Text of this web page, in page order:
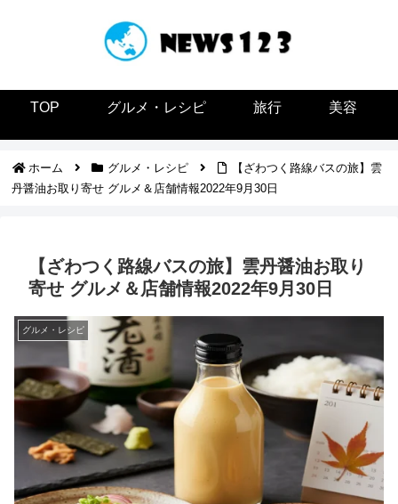
TOP グルメ・レシピ 旅行 美容
ホーム グルメ・レシピ
【ざわつく路線バスの旅】雲
丹醤油お取り寄せ グルメ＆店舗情報2022年9月30日
【ざわつく路線バスの旅】雲丹醤油お取り
寄せ グルメ＆店舗情報2022年9月30日
グルメ・レシピ